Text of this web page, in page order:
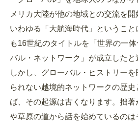
メリカ大陸が他の地域との交流を開
いわゆる「大航海時代」というこ
も16世紀のタイトルを「世界の一
バル・ネットワーク」が成立したと
しかし、グローバル・ヒストリー
られない越境的ネットワークの歴
ば、その起源は古くなります。拙
や草原の道から話を始めているのは